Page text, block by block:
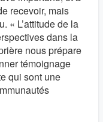
recevoir, mais
« L’attitude de la
dans la
nous prépare
témoignage
qui sont une